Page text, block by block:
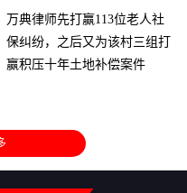
万典律师先打赢113位老人社
保纠纷，之后又为该村三组打
赢积压十年土地补偿案件